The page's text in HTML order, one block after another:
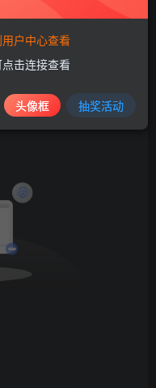
0 帖子0 粉丝0
户中心查看
击连接查看
头像框 抽奖活动